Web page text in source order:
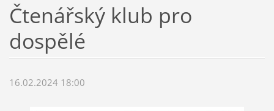
Čtenářský klub pro
dospělé
16.02.2024 18:00